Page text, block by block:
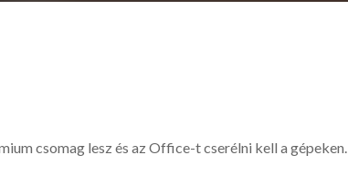
csomag lesz és az Office-t cserélni kell a gépeken.